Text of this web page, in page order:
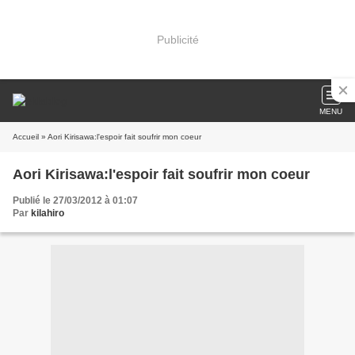
Publicité
MENU
Accueil » Aori Kirisawa:l'espoir fait soufrir mon coeur
Aori Kirisawa:l'espoir fait soufrir mon coeur
Publié le 27/03/2012 à 01:07
Par kilahiro